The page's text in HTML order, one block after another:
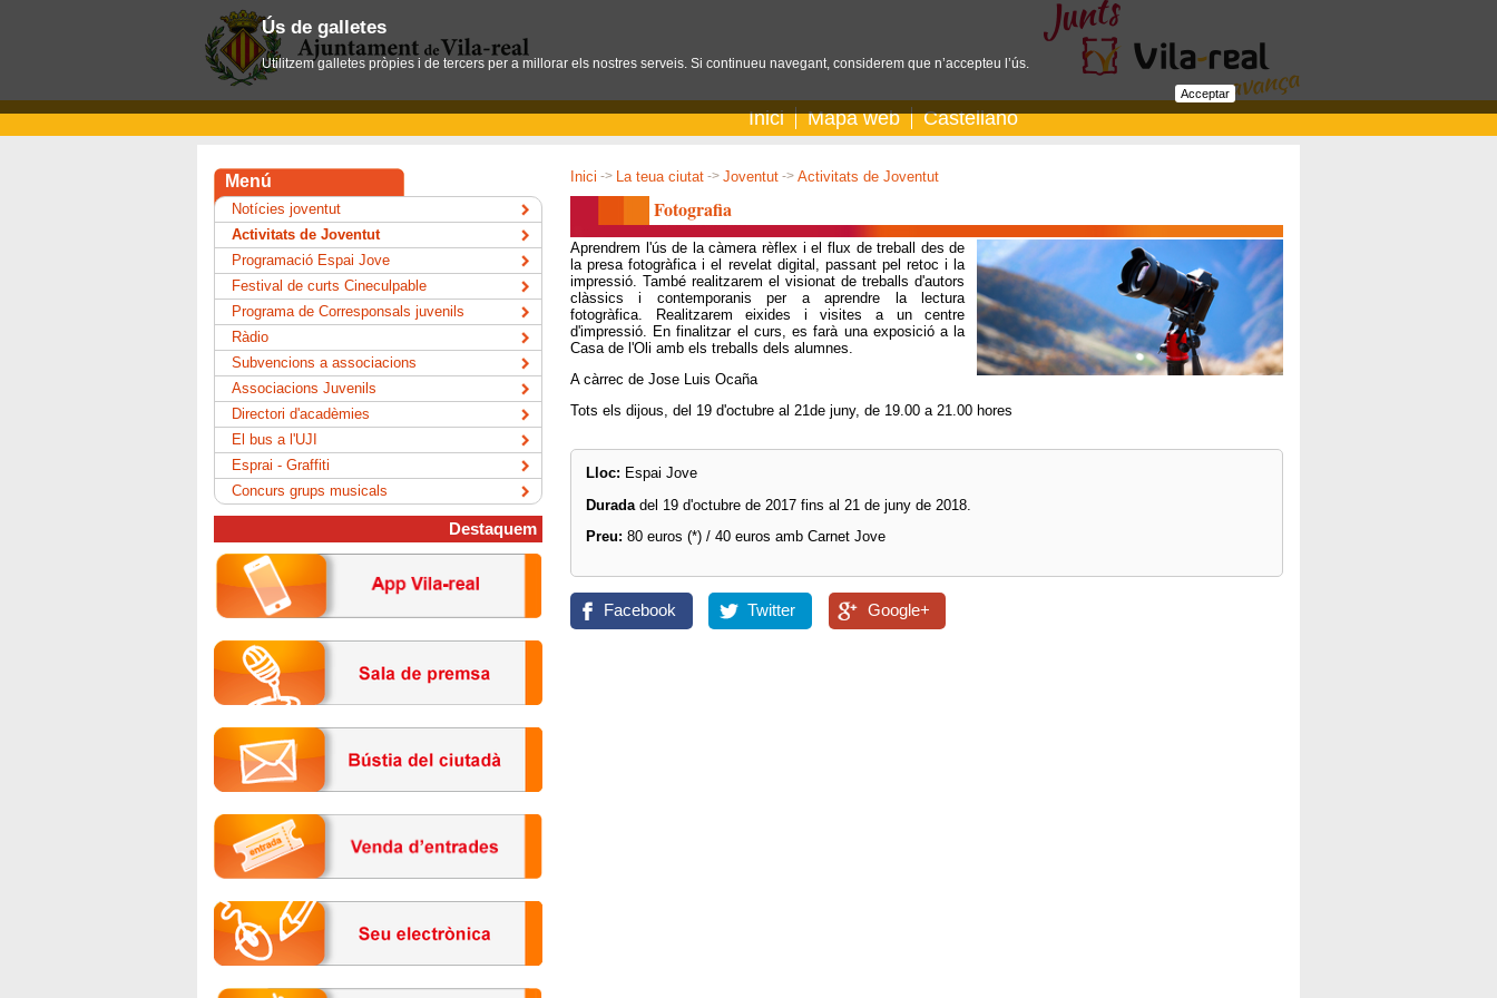
Inici Mapa web Castellano
Inici -> La teua ciutat -> Joventut -> Activitats de Joventut
Fotografia
Aprendrem l'ús de la càmera rèflex i el flux de treball des de
la presa fotogràfica i el revelat digital, passant pel retoc i la
impressió. També realitzarem el visionat de treballs d'autors
clàssics i contemporanis per a aprendre la lectura
fotogràfica. Realitzarem eixides i visites a un centre
d'impressió. En finalitzar el curs, es farà una exposició a la
Casa de l'Oli amb els treballs dels alumnes.
A càrrec de Jose Luis Ocaña
Tots els dijous, del 19 d'octubre al 21de juny, de 19.00 a 21.00 hores
Lloc: Espai Jove
Duradadel 19 d'octubre de 2017 fins al 21 de juny de 2018.
Preu:80 euros (*) / 40 euros amb Carnet Jove
Facebook Twitter Google+
Menú
Notícies joventut
Activitats de Joventut
Programació Espai Jove
Festival de curts Cineculpable
Programa de Corresponsals juvenils
Ràdio
Subvencions a associacions
Associacions Juvenils
Directori d'acadèmies
El bus a l'UJI
Esprai - Graffiti
Concurs grups musicals
Destaquem
Ús de galletes
Utilitzem galletes pròpies i de tercers per a millorar els nostres serveis. Si continueu navegant, considerem que n’accepteu l’ús.
Acceptar